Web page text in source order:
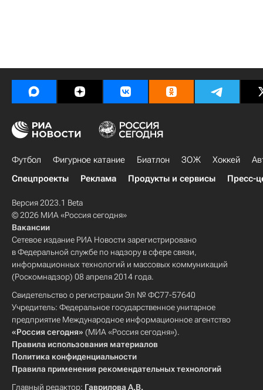
Футбол Фигурное катание Биатлон ЗОЖ Хоккей
Спецпроекты
Реклама Продукты и сервисы Пресс-
Версия 2023.1 Beta
© 2026 МИА «Россия сегодня»
Вакансии
Сетевое издание РИА Новости зарегистрировано
в Федеральной службе по надзору в сфере связи,
информационных технологий и массовых коммуникаций
(Роскомнадзор) 08 апреля 2014 года.
Свидетельство о регистрации Эл № ФС77-57640
Учредитель: Федеральное государственное унитарное
предприятие Международное информационное агентство
«Россия сегодня» (МИА «Россия сегодня»).
Правила использования материалов
Политика конфиденциальности
Правила применения рекомендательных технологий
Главный редактор: Гаврилова А.В.